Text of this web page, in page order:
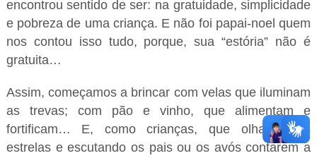
encontrou sentido de ser: na gratuidade, simplicidade
e pobreza de uma criança. E não foi papai-noel quem
nos contou isso tudo, porque, sua “estória” não é
gratuita…
Assim, começamos a brincar com velas que iluminam
as trevas; com pão e vinho, que alimentam e
fortificam… E, como crianças, que olhando as
estrelas e escutando os pais ou os avós contarem a